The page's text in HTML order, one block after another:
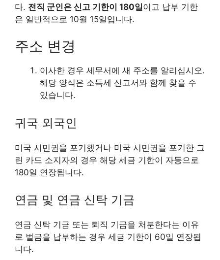
다. 전직 군인은 신고 기한이 180일이고 납부 기한
은 일반적으로 10월 15일입니다.
주소 변경
이사한 경우 세무서에 새 주소를 알리십시오.
해당 양식은 소득세 신고서와 함께 찾을 수
있습니다.
귀국 외국인
미국 시민권을 포기했거나 미국 시민권을 포기한 그
린 카드 소지자의 경우 해당 세금 기한이 자동으로
180일 연장됩니다.
연금 및 연금 신탁 기금
연금 신탁 기금 또는 퇴직 기금을 처분한다는 이유
로 벌금을 납부하는 경우 세금 기한이 60일 연장됩
니다.